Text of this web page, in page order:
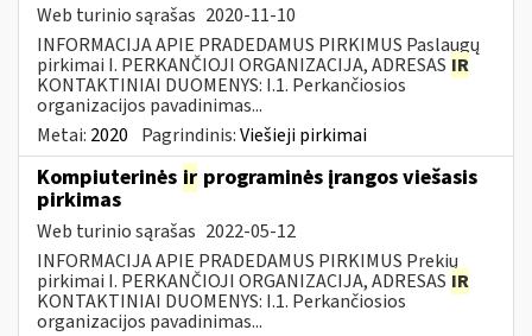
Web turinio sąrašas 2020-11-10
INFORMACIJA APIE PRADEDAMUS PIRKIMUS Paslaugų
pirkimai I. PERKANČIOJI ORGANIZACIJA, ADRESAS IR
KONTAKTINIAI DUOMENYS: I.1. Perkančiosios
organizacijos pavadinimas...
Metai: 2020 Pagrindinis:Viešieji pirkimai
Kompiuterinės ir programinės įrangos viešasis
pirkimas
Web turinio sąrašas 2022-05-12
INFORMACIJA APIE PRADEDAMUS PIRKIMUS Prekių
pirkimai I. PERKANČIOJI ORGANIZACIJA, ADRESAS IR
KONTAKTINIAI DUOMENYS: I.1. Perkančiosios
organizacijos pavadinimas...